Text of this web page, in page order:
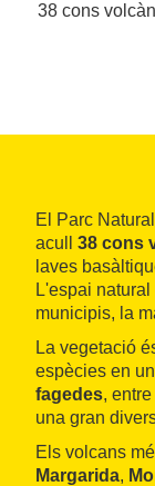
38 cons
El Parc
acull 38 cons
laves
L'espai
municipis, la
La vegetació
espècies en
fagedes,
una gran
Els volcans
Margarida,